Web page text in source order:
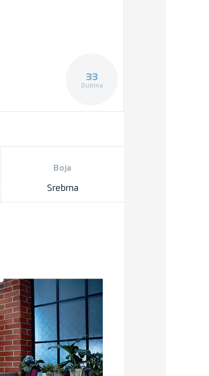
33
Dubina
Boja
Srebrna